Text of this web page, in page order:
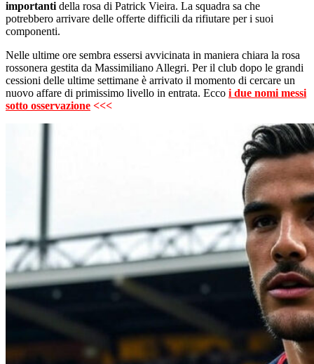
importanti della rosa di Patrick Vieira. La squadra sa che
potrebbero arrivare delle offerte difficili da rifiutare per i suoi
componenti.
Nelle ultime ore sembra essersi avvicinata in maniera chiara la rosa
rossonera gestita da Massimiliano Allegri. Per il club dopo le grandi
cessioni delle ultime settimane è arrivato il momento di cercare un
nuovo affare di primissimo livello in entrata. Ecco i due nomi messi
sotto osservazione <<<